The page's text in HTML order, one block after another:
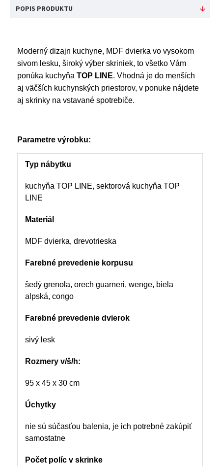
POPIS PRODUKTU
Moderný dizajn kuchyne, MDF dvierka vo vysokom
sivom lesku, široký výber skriniek, to všetko Vám
ponúka kuchyňa TOP LINE. Vhodná je do menších
aj väčších kuchynských priestorov, v ponuke nájdete
aj skrinky na vstavané spotrebiče.
Parametre výrobku:
Typ nábytku
kuchyňa TOP LINE, sektorová kuchyňa TOP
LINE
Materiál
MDF dvierka, drevotrieska
Farebné prevedenie korpusu
šedý grenola, orech guarneri, wenge, biela
alpská, congo
Farebné prevedenie dvierok
sivý lesk
Rozmery v/š/h:
95 x 45 x 30 cm
Úchytky
nie sú súčasťou balenia, je ich potrebné zakúpiť
samostatne
Počet políc v skrinke